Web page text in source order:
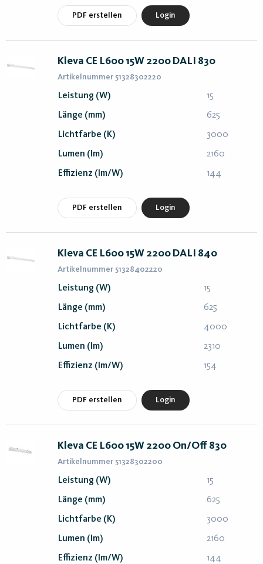
PDF erstellen Login
Kleva CE L600 15W 2200 DALI 830
Artikelnummer 51328302220
Leistung (W) 15
Länge (mm) 625
Lichtfarbe (K) 3000
Lumen (lm) 2160
Effizienz (lm/W) 144
PDF erstellen Login
Kleva CE L600 15W 2200 DALI 840
Artikelnummer 51328402220
Leistung (W) 15
Länge (mm) 625
Lichtfarbe (K) 4000
Lumen (lm) 2310
Effizienz (lm/W) 154
PDF erstellen Login
Kleva CE L600 15W 2200 On/Off 830
Artikelnummer 51328302200
Leistung (W) 15
Länge (mm) 625
Lichtfarbe (K) 3000
Lumen (lm) 2160
Effizienz (lm/W) 144